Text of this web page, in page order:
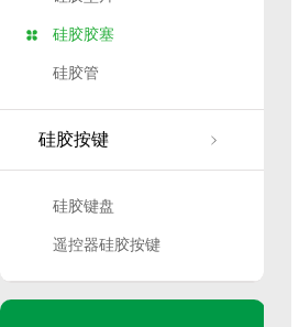
硅胶胶塞
硅胶管
硅胶按键
硅胶键盘
遥控器硅胶按键